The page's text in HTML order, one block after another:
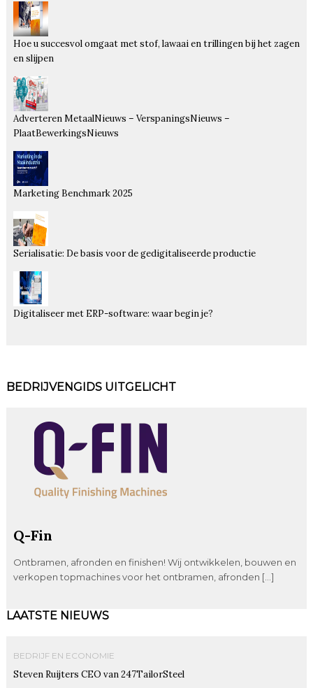
Hoe u succesvol omgaat met stof, lawaai en trillingen bij het zagen
en slijpen
Adverteren MetaalNieuws – VerspaningsNieuws –
PlaatBewerkingsNieuws
Marketing Benchmark 2025
Serialisatie: De basis voor de gedigitaliseerde productie
Digitaliseer met ERP-software: waar begin je?
BEDRIJVENGIDS UITGELICHT
Q-Fin
Ontbramen, afronden en finishen! Wij ontwikkelen, bouwen en
verkopen topmachines voor het ontbramen, afronden […]
LAATSTE NIEUWS
BEDRIJF EN ECONOMIE
Steven Ruijters CEO van 247TailorSteel